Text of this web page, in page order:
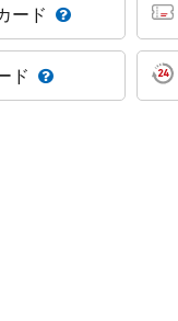
ード
ド